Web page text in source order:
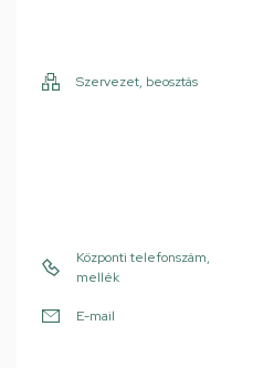
Szervezet, beosztás
Központi telefonszám,
mellék
E-mail